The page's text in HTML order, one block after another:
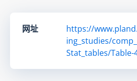
网址
https://
ing_studies/
Stat_tables/Table-